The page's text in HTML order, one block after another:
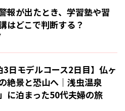
報が出たとき、学習塾や習
はどこで判断する？
3日モデルコース2日目】仏ヶ
絶景と恐山へ｜浅虫温泉
に泊まった50代夫婦の旅